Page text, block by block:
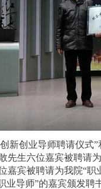
新创业导师聘请仪式
先生六位嘉宾被聘请
嘉宾被聘请为我院“
业导师”的嘉宾颁发聘